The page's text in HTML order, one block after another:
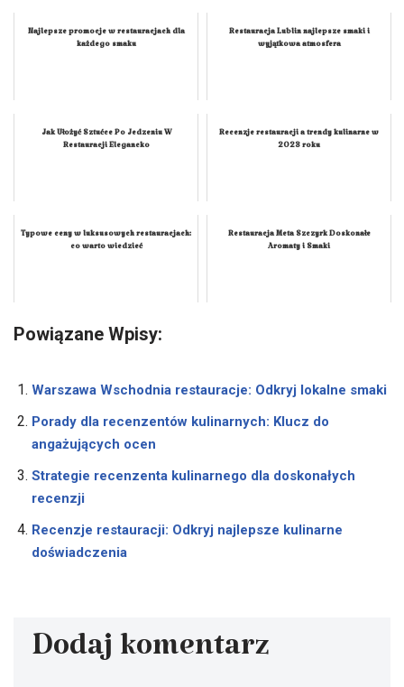
Najlepsze promocje w restauracjach dla
każdego smaku
Restauracja Lublin najlepsze smaki i
wyjątkowa atmosfera
Jak Ułożyć Sztućce Po Jedzeniu W
Restauracji Elegancko
Recenzje restauracji a trendy kulinarne w
2023 roku
Typowe ceny w luksusowych restauracjach:
co warto wiedzieć
Restauracja Meta Szczyrk Doskonałe
Aromaty i Smaki
Powiązane Wpisy:
Warszawa Wschodnia restauracje: Odkryj lokalne smaki
Porady dla recenzentów kulinarnych: Klucz do
angażujących ocen
Strategie recenzenta kulinarnego dla doskonałych
recenzji
Recenzje restauracji: Odkryj najlepsze kulinarne
doświadczenia
Dodaj komentarz